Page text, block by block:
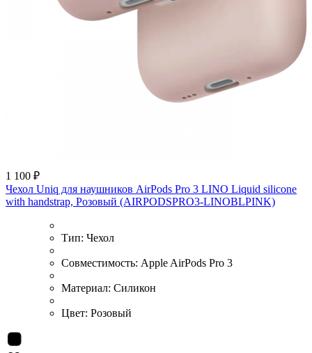
1 100 ₽
Чехол Uniq для наушников AirPods Pro 3 LINO Liquid silicone
with handstrap, Розовый (AIRPODSPRO3-LINOBLPINK)
Тип: Чехол
Совместимость: Apple AirPods Pro 3
Материал: Силикон
Цвет: Розовый